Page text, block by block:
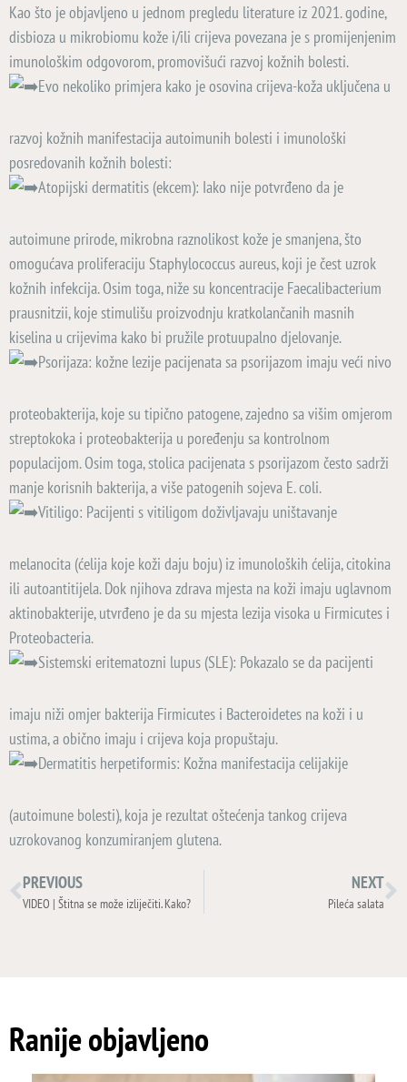
Kao što je objavljeno u jednom pregledu literature iz 2021. godine,
disbioza u mikrobiomu kože i/ili crijeva povezana je s promijenjenim
imunološkim odgovorom, promovišući razvoj kožnih bolesti.
Evo nekoliko primjera kako je osovina crijeva-koža uključena u
razvoj kožnih manifestacija autoimunih bolesti i imunološki
posredovanih kožnih bolesti:
Atopijski dermatitis (ekcem): Iako nije potvrđeno da je
autoimune prirode, mikrobna raznolikost kože je smanjena, što
omogućava proliferaciju Staphylococcus aureus, koji je čest uzrok
kožnih infekcija. Osim toga, niže su koncentracije Faecalibacterium
prausnitzii, koje stimulišu proizvodnju kratkolančanih masnih
kiselina u crijevima kako bi pružile protuupalno djelovanje.
Psorijaza: kožne lezije pacijenata sa psorijazom imaju veći nivo
proteobakterija, koje su tipično patogene, zajedno sa višim omjerom
streptokoka i proteobakterija u poređenju sa kontrolnom
populacijom. Osim toga, stolica pacijenata s psorijazom često sadrži
manje korisnih bakterija, a više patogenih sojeva E. coli.
Vitiligo: Pacijenti s vitiligom doživljavaju uništavanje
melanocita (ćelija koje koži daju boju) iz imunoloških ćelija, citokina
ili autoantitijela. Dok njihova zdrava mjesta na koži imaju uglavnom
aktinobakterije, utvrđeno je da su mjesta lezija visoka u Firmicutes i
Proteobacteria.
Sistemski eritematozni lupus (SLE): Pokazalo se da pacijenti
imaju niži omjer bakterija Firmicutes i Bacteroidetes na koži i u
ustima, a obično imaju i crijeva koja propuštaju.
Dermatitis herpetiformis: Kožna manifestacija celijakije
(autoimune bolesti), koja je rezultat oštećenja tankog crijeva
uzrokovanog konzumiranjem glutena.
PREVIOUS
VIDEO | Štitna se može izliječiti. Kako?
NEXT
Pileća salata
Ranije objavljeno